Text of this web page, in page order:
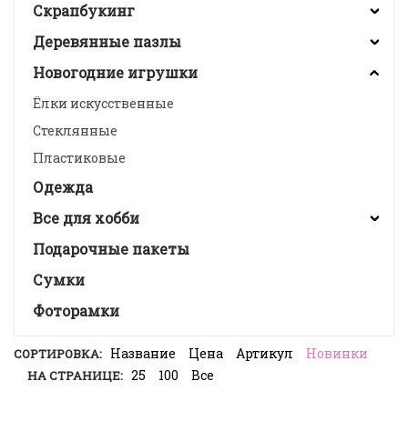
Скрапбукинг
Деревянные пазлы
Новогодние игрушки
Ёлки искусственные
Стеклянные
Пластиковые
Одежда
Все для хобби
Подарочные пакеты
Сумки
Фоторамки
СОРТИРОВКА: Название Цена Артикул Новинки
НА СТРАНИЦЕ: 25 100 Все